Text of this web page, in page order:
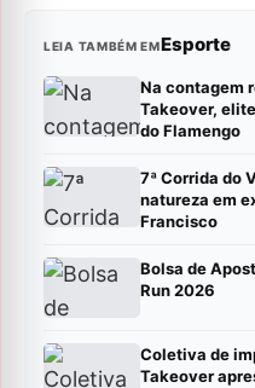
LEIA TAMBÉM EMEsporte
Na contagem
Takeover,
do Flamengo
7ª Corrida do
natureza em
Francisco
Bolsa de
Run 2026
Coletiva de
Takeover